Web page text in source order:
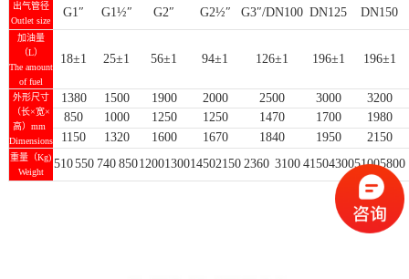
出气管径
Outlet size
G1″ G1½″ G2″ G2½″ G3″/DN100 DN125 DN150
加油量
（L）
The amount
of fuel
18±1 25±1 56±1 94±1 126±1 196±1 196±1
外形尺寸
（长×宽×
高）mm
Dimensions
1380 1500 1900 2000 2500 3000
3200
850
1000 1250 1250 1470 1700
1980
1150
1320 1600 1670 1840 1950 2150
重量（Kg)
Weight
510550 740 8501200130014502150 2360 3100 4150430051005800